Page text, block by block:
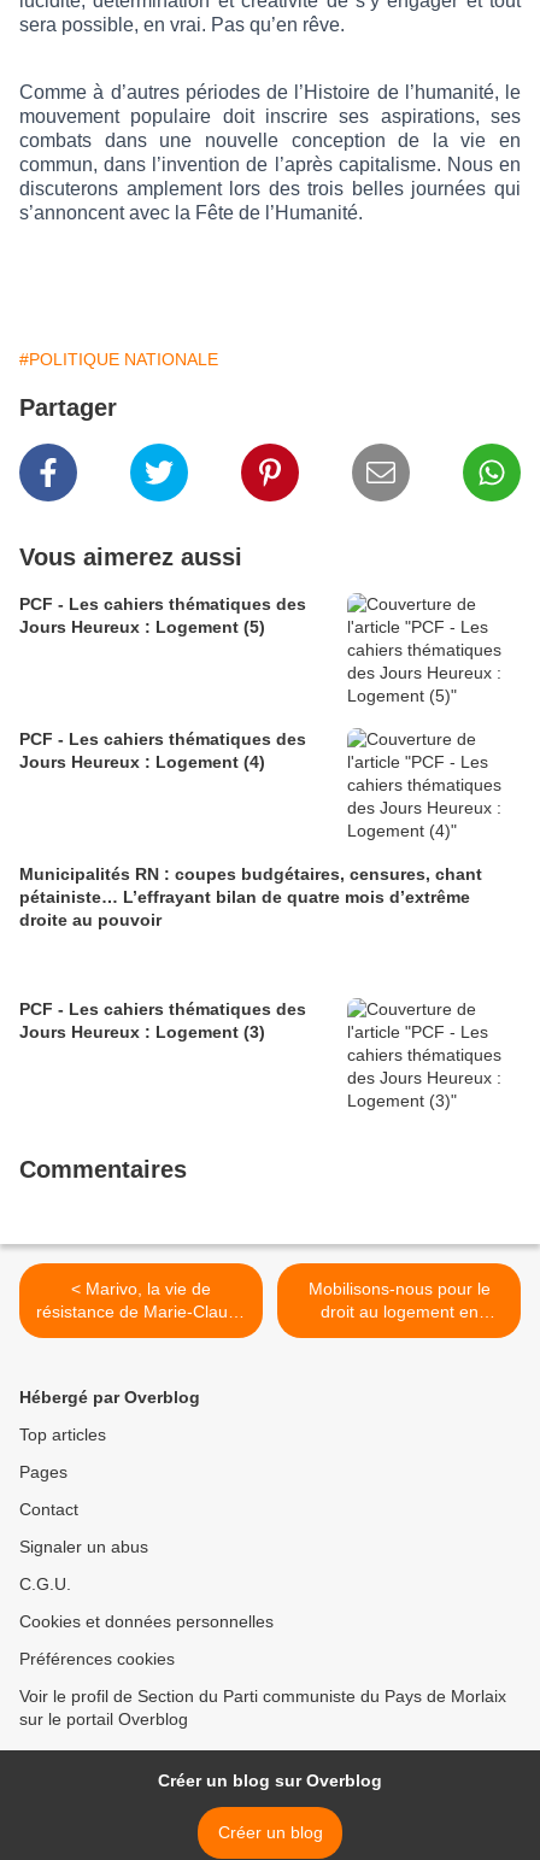
sera possible, en vrai. Pas qu’en rêve.
Comme à d’autres périodes de l’Histoire de l’humanité, le
mouvement populaire doit inscrire ses aspirations, ses
combats dans une nouvelle conception de la vie en
commun, dans l’invention de l’après capitalisme. Nous en
discuterons amplement lors des trois belles journées qui
s’annoncent avec la Fête de l’Humanité.
#POLITIQUE NATIONALE
Partager
Vous aimerez aussi
PCF - Les cahiers thématiques des
Jours Heureux : Logement (5)
PCF - Les cahiers thématiques des
Jours Heureux : Logement (4)
Municipalités RN : coupes budgétaires, censures, chant
pétainiste… L’effrayant bilan de quatre mois d’extrême
droite au pouvoir
PCF - Les cahiers thématiques des
Jours Heureux : Logement (3)
Commentaires
< Marivo, la vie de
résistance de Marie-Claude
Vaillant Couturier, par
Mobilisons-nous pour le
droit au logement en
Bretagne, et contre
Hébergé par Overblog
Top articles
Pages
Contact
Signaler un abus
C.G.U.
Cookies et données personnelles
Préférences cookies
Voir le profil de Section du Parti communiste du Pays de Morlaix
sur le portail Overblog
Créer un blog sur Overblog
Créer un blog